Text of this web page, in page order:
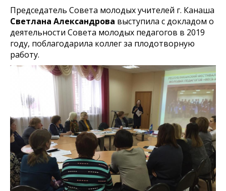
Председатель Совета молодых учителей г. Канаша
Светлана Александрова выступила с докладом о
деятельности Совета молодых педагогов в 2019
году, поблагодарила коллег за плодотворную
работу.